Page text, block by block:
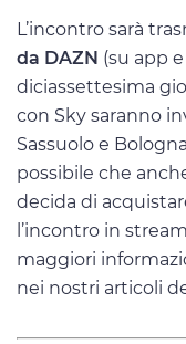
L’incontro sarà
da DAZN (su app
diciassettesima
con Sky saranno
Sassuolo e
possibile che
decida di
l’incontro in
maggiori
nei nostri articoli